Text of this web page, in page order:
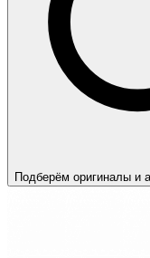
Подберём оригиналы и